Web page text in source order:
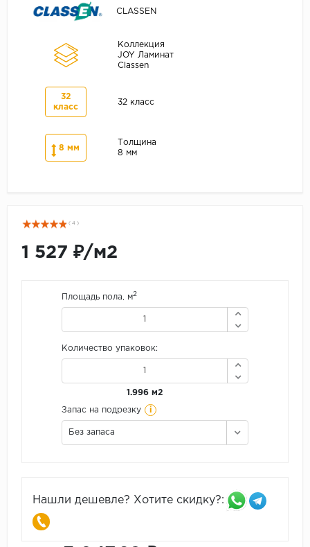
CLASSEN
Коллекция
JOY Ламинат
Classen
32
класс
32 класс
8 мм
Толщина
8 мм
( 4 )
1 527 ₽/м2
Площадь пола, м2
Количество упаковок:
1.996 м2
Запас на подрезку i
Без запаса
Нашли дешевле? Хотите скидку?: